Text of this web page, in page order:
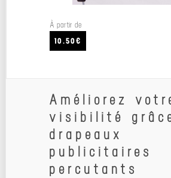
À partir de
10.50€
Améliorez
visibilité
drapeaux
publicitaires
percutants